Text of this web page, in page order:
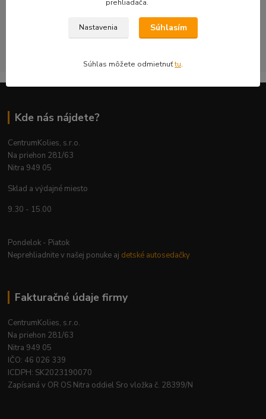
CentrumKolies s.r.o. je majiteľom ochrannej známky číslo
Kde nás nájdete?
CentrumKolies, s.r.o.
Na priehon 281/63
Nitra 949 05
Sklad a výdajné miesto
9.30 - 15.00
Pondelok - Piatok
Neprehliadnite v našej ponuke aj detské autosedačky
Fakturačné údaje firmy
CentrumKolies, s.r.o.
Na priehon 281/63
Nitra 949 05
IČO: 46 026 339
ICDPH: SK2023190070
Zapísaná v OR OS Nitra oddiel Sro vložka č. 28399/N
prehliadača.
Nastavenia Súhlasím
Súhlas môžete odmietnuťtu.